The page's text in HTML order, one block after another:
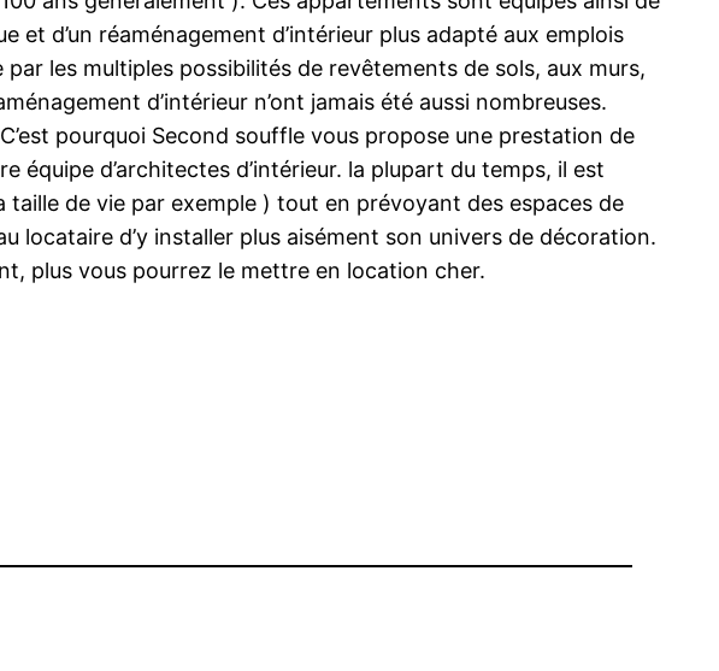
et d’un réaménagement d’intérieur plus adapté aux emplois
les multiples possibilités de revêtements de sols, aux murs,
d’intérieur n’ont jamais été aussi nombreuses.
pourquoi Second souffle vous propose une prestation de
équipe d’architectes d’intérieur. la plupart du temps, il est
taille de vie par exemple ) tout en prévoyant des espaces de
d’y installer plus aisément son univers de décoration.
plus vous pourrez le mettre en location cher.